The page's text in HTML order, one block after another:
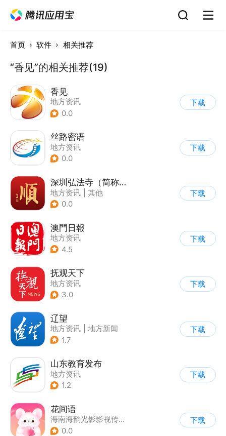
首页 软件 相关推荐
“香见”的相关推荐(19)
香见
地方资讯
0.0
下载
丝路密语
地方资讯
0.0
下载
深圳弘法寺（简称：福顺弘法）
地方资讯
其他
0.0
下载
澳門日報
地方资讯
4.5
下载
抚观天下
地方资讯
3.0
下载
辽望
地方资讯
地方新闻
1.7
下载
山东教育发布
地方资讯
1.2
下载
花间语
海南海韵光影影视传媒有限公司
0.0
下载